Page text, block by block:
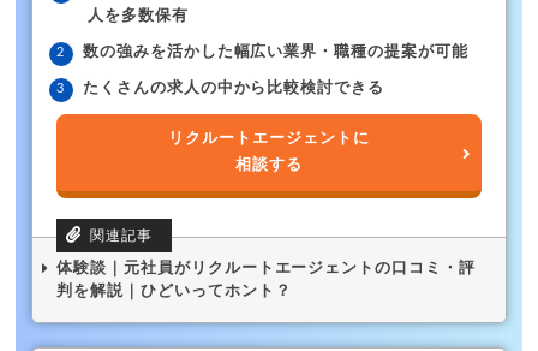
人を多数保有
数の強みを活かした幅広い業界・職種の提案が可能
たくさんの求人の中から比較検討できる
リクルートエージェントに
相談する
体験談｜元社員がリクルートエージェントの口コミ・評
判を解説｜ひどいってホント？